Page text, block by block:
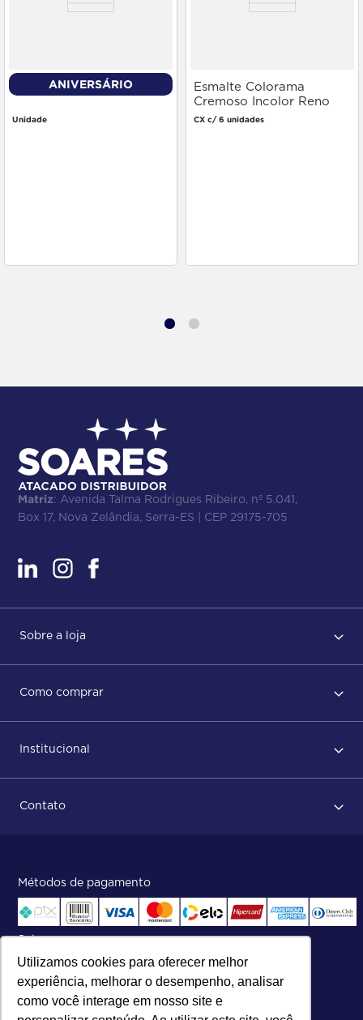
Utilizamos cookies para oferecer melhor
experiência, melhorar o desempenho, analisar
como você interage em nosso site e
ANIVERSÁRIO
Acetona Marcia 500ml
Unidade
Esmalte Colorama
Cremoso Incolor Reno
CX c/ 6 unidades
Matriz: Avenida Talma Rodrigues Ribeiro, nº 5.041,
Box 17, Nova Zelândia, Serra-ES | CEP 29175-705
Sobre a loja
Política de privacidade
Como comprar
Após conclusão do pedido
Status do pedido e acompanhamento da entrega
Institucional
ISO
Contato
Central de atendimento:
Telefone:(27) 2121-9000
Segunda a Sexta das 8h às 17h30
Métodos de pagamento
Selos